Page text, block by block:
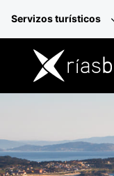
Servizos turísticos